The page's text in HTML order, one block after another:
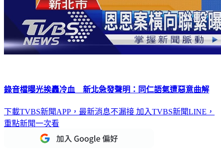
下載TVBS新聞APP，最新消息不漏接
重點新聞一次看